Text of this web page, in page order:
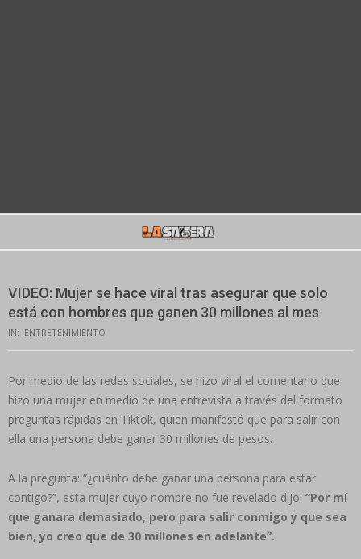
VIDEO: Mujer se hace viral tras asegurar que solo
está con hombres que ganen 30 millones al mes
IN: ENTRETENIMIENTO
Por medio de las redes sociales, se hizo viral el comentario que
hizo una mujer en medio de una entrevista a través del formato
preguntas rápidas en Tiktok, quien manifestó que para salir con
ella una persona debe ganar 30 millones de pesos.
A la pregunta: “¿cuánto debe ganar una persona para estar
contigo?”, esta mujer cuyo nombre no fue revelado dijo: “Por mí
que ganara demasiado, pero para salir conmigo y que sea
bien, yo creo que de 30 millones en adelante”.